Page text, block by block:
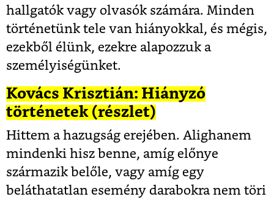
hallgatók vagy olvasók számára. Minden
történetünk tele van hiányokkal, és mégis,
ezekből élünk, ezekre alapozzuk a
személyiségünket.
Kovács Krisztián: Hiányzó
történetek (részlet)
Hittem a hazugság erejében. Alighanem
mindenki hisz benne, amíg előnye
származik belőle, vagy amíg egy
beláthatatlan esemény darabokra nem töri